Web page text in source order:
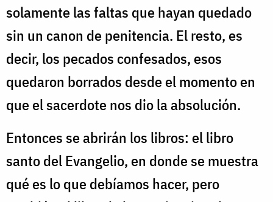
solamente las faltas que hayan quedado
sin un canon de penitencia. El resto, es
decir, los pecados confesados, esos
quedaron borrados desde el momento en
que el sacerdote nos dio la absolución.
Entonces se abrirán los libros: el libro
santo del Evangelio, en donde se muestra
qué es lo que debíamos hacer, pero